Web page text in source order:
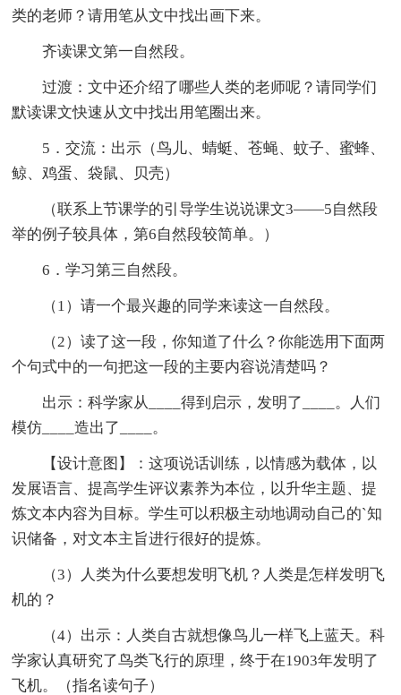
类的老师？请用笔从文中找出画下来。
齐读课文第一自然段。
过渡：文中还介绍了哪些人类的老师呢？请同学们
默读课文快速从文中找出用笔圈出来。
5．交流：出示（鸟儿、蜻蜓、苍蝇、蚊子、蜜蜂、
鲸、鸡蛋、袋鼠、贝壳）
（联系上节课学的引导学生说说课文3——5自然段
举的例子较具体，第6自然段较简单。）
6．学习第三自然段。
（1）请一个最兴趣的同学来读这一自然段。
（2）读了这一段，你知道了什么？你能选用下面两
个句式中的一句把这一段的主要内容说清楚吗？
出示：科学家从____得到启示，发明了____。人们
模仿____造出了____。
【设计意图】：这项说话训练，以情感为载体，以
发展语言、提高学生评议素养为本位，以升华主题、提
炼文本内容为目标。学生可以积极主动地调动自己的`知
识储备，对文本主旨进行很好的提炼。
（3）人类为什么要想发明飞机？人类是怎样发明飞
机的？
（4）出示：人类自古就想像鸟儿一样飞上蓝天。科
学家认真研究了鸟类飞行的原理，终于在1903年发明了
飞机。（指名读句子）